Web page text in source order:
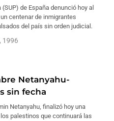
de España denunció hoy al
centenar de inmigrantes
del país sin orden judicial.
1996
Netanyahu-
sin fecha
Netanyahu, finalizó hoy una
palestinos que continuará las